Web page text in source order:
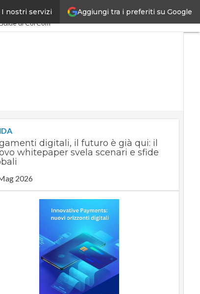
Aggiungi tra i preferiti su Google
I nostri servizi
PA Digitale
di CorCom
digitali, il futuro è già qui: il
whitepaper svela scenari e sfide
2026